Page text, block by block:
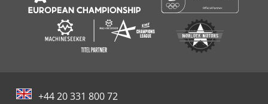
+44 20 331 800 72